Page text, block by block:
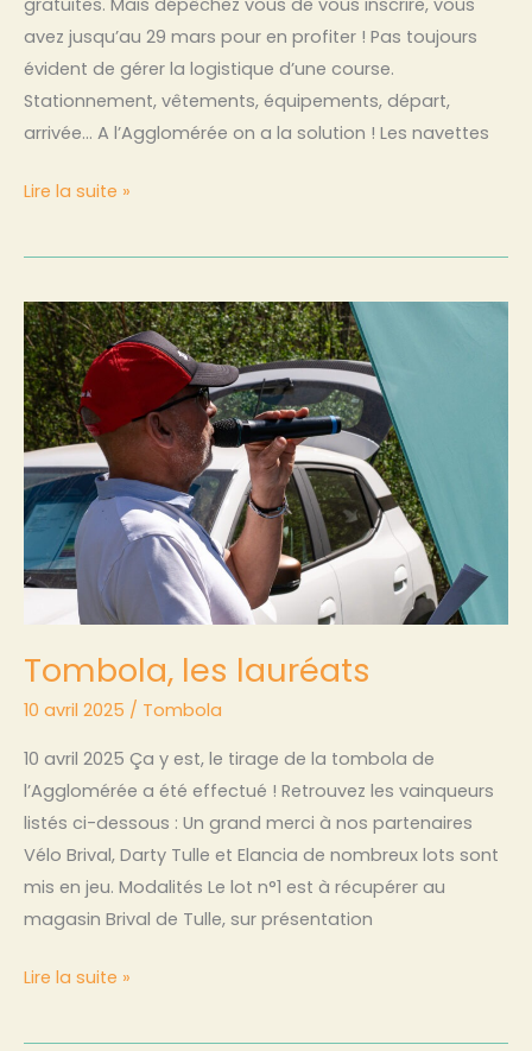
gratuites. Mais dépêchez vous de vous inscrire, vous
avez jusqu’au 29 mars pour en profiter ! Pas toujours
évident de gérer la logistique d’une course.
Stationnement, vêtements, équipements, départ,
arrivée… A l’Agglomérée on a la solution ! Les navettes
Lire la suite »
Tombola, les lauréats
10 avril 2025 / Tombola
10 avril 2025 Ça y est, le tirage de la tombola de
l’Agglomérée a été effectué ! Retrouvez les vainqueurs
listés ci-dessous : Un grand merci à nos partenaires
Vélo Brival, Darty Tulle et Elancia de nombreux lots sont
mis en jeu. Modalités Le lot n°1 est à récupérer au
magasin Brival de Tulle, sur présentation
Tombola,
les
lauréats
Lire la suite »